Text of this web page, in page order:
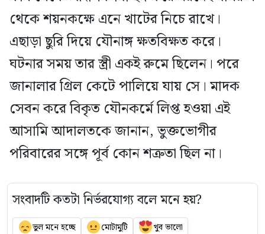
থেকে শয়নকক্ষে এনে খাটের নিচে রাখে।
এছাড়া ছুরি দিয়ে যৌনাঙ্গ ক্ষতবিক্ষত করে।
ঘটনার সময় তার স্ত্রী একই রুমে ছিলেন। পরে
জানালার গ্রিল কেটে পালিয়ে যায় সে। মাদক
সেবন করে বিকৃত যৌনকর্মে লিপ্ত হওয়া এই
আসামি আদালতকে জানান, ভুক্তভোগীর
পরিবারের সঙ্গে পূর্ব কোন শত্রুতা ছিল না।
সংবাদটি কতটা নির্ভরযোগ্য বলে মনে হয়?
ভুল মনে হচ্ছে মোটামুটি খুব ভালো